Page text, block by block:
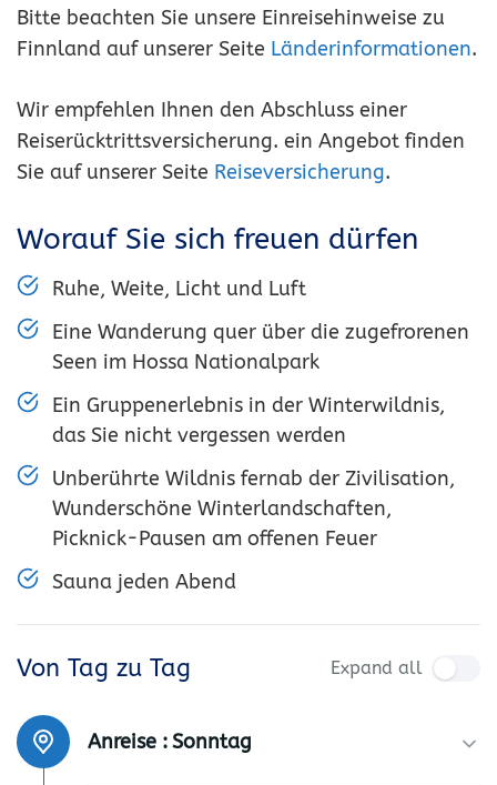
Bitte beachten Sie unsere Einreisehinweise zu
Finnland auf unserer Seite Länderinformationen.
Wir empfehlen Ihnen den Abschluss einer
Reiserücktrittsversicherung. ein Angebot finden
Sie auf unserer Seite Reiseversicherung.
Worauf Sie sich freuen dürfen
Ruhe, Weite, Licht und Luft
Eine Wanderung quer über die zugefrorenen
Seen im Hossa Nationalpark
Ein Gruppenerlebnis in der Winterwildnis,
das Sie nicht vergessen werden
Unberührte Wildnis fernab der Zivilisation,
Wunderschöne Winterlandschaften,
Picknick-Pausen am offenen Feuer
Sauna jeden Abend
Von Tag zu Tag Expand all
Anreise :Sonntag